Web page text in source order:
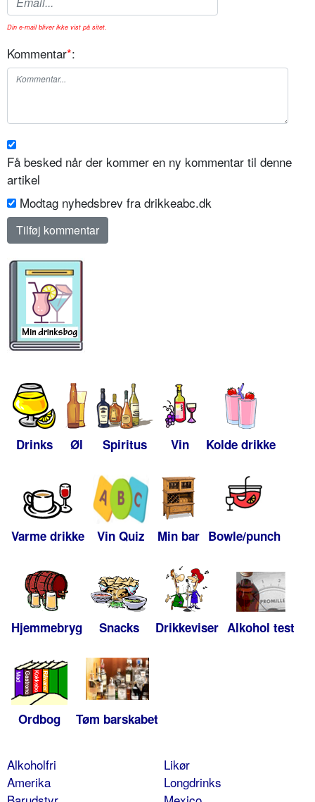
Din e-mail bliver ikke vist på sitet.
Kommentar*:
Få besked når der kommer en ny kommentar til denne
artikel
Modtag nyhedsbrev fra drikkeabc.dk
Drinks Øl Spiritus Vin Kolde drikke
Varme drikke Vin Quiz Min bar Bowle/punch
Hjemmebryg Snacks Drikkeviser Alkohol test
Ordbog Tøm barskabet
Alkoholfri
Amerika
Likør
Longdrinks